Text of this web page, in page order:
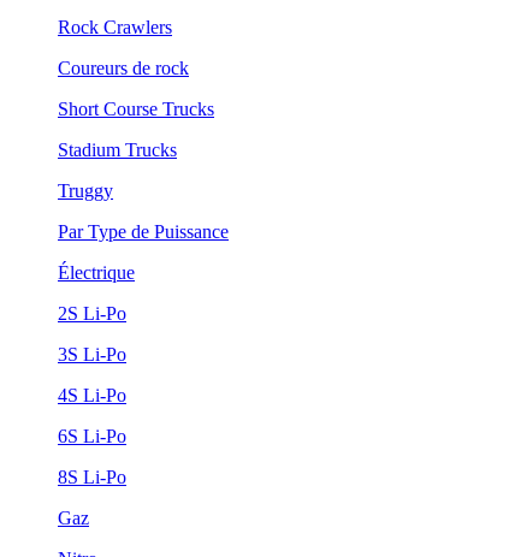
Rock Crawlers
Coureurs de rock
Short Course Trucks
Stadium Trucks
Truggy
Par Type de Puissance
Électrique
2S Li-Po
3S Li-Po
4S Li-Po
6S Li-Po
8S Li-Po
Gaz